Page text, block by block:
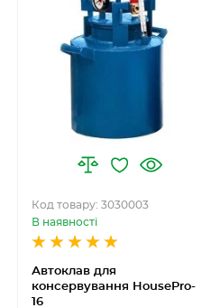
Автоклав для
консервування HousePro-
16
Код товару: 3030003
В наявності